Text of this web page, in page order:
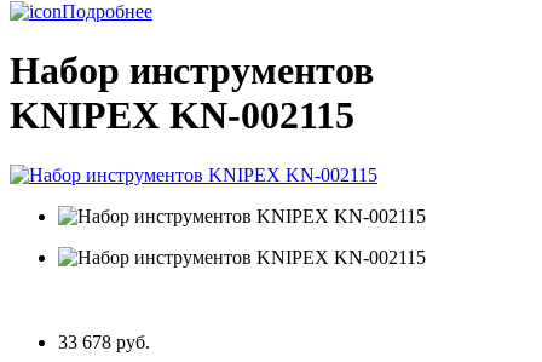
Подробнее
Набор инструментов
KNIPEX KN-002115
33 678 руб.